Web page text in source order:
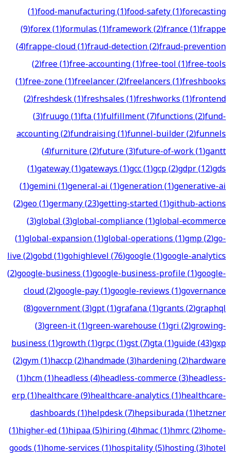
(1)food-manufacturing(1)food-safety(1)forecasting
(9)forex(1)formulas(1)framework(2)france(1)frappe
(4)frappe-cloud(1)fraud-detection(2)fraud-prevention
(2)free(1)free-accounting(1)free-tool(1)free-tools
(1)free-zone(1)freelancer(2)freelancers(1)freshbooks
(2)freshdesk(1)freshsales(1)freshworks(1)frontend
(3)fruugo(1)fta(1)fulfillment(7)functions(2)fund-
accounting(2)fundraising(1)funnel-builder(2)funnels
(4)furniture(2)future(3)future-of-work(1)gantt
(1)gateway(1)gateways(1)gcc(1)gcp(2)gdpr(12)gds
(1)gemini(1)general-ai(1)generation(1)generative-ai
(2)geo(1)germany(23)getting-started(1)github-actions
(3)global(3)global-compliance(1)global-ecommerce
(1)global-expansion(1)global-operations(1)gmp(2)go-
live(2)gobd(1)gohighlevel(76)google(1)google-analytics
(2)google-business(1)google-business-profile(1)google-
cloud(2)google-pay(1)google-reviews(1)governance
(8)government(3)gpt(1)grafana(1)grants(2)graphql
(3)green-it(1)green-warehouse(1)gri(2)growing-
business(1)growth(1)grpc(1)gst(7)gta(1)guide(43)gxp
(2)gym(1)haccp(2)handmade(3)hardening(2)hardware
(1)hcm(1)headless(4)headless-commerce(3)headless-
erp(1)healthcare(9)healthcare-analytics(1)healthcare-
dashboards(1)helpdesk(7)hepsiburada(1)hetzner
(1)higher-ed(1)hipaa(5)hiring(4)hmac(1)hmrc(2)home-
goods(1)home-services(1)hospitality(5)hosting(3)hotel